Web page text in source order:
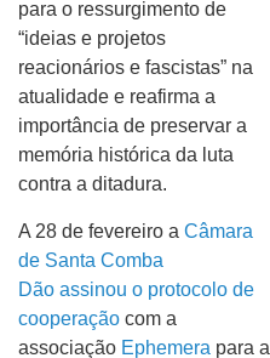
para o ressurgimento de
“ideias e projetos
reacionários e fascistas” na
atualidade e reafirma a
importância de preservar a
memória histórica da luta
contra a ditadura.
A 28 de fevereiro a Câmara
de Santa Comba
Dão assinou o protocolo de
cooperação com a
associação Ephemera para a